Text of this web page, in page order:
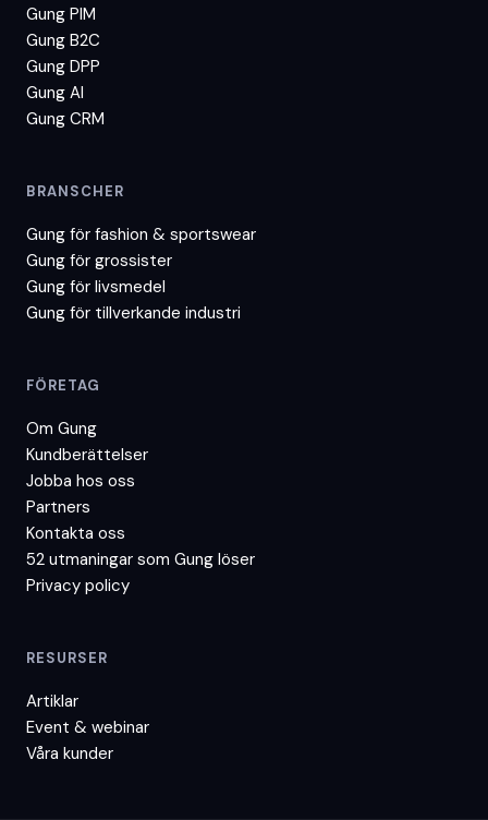
Gung PIM
Gung B2C
Gung DPP
Gung AI
Gung CRM
BRANSCHER
Gung för fashion & sportswear
Gung för grossister
Gung för livsmedel
Gung för tillverkande industri
FÖRETAG
Om Gung
Kundberättelser
Jobba hos oss
Partners
Kontakta oss
52 utmaningar som Gung löser
Privacy policy
RESURSER
Artiklar
Event & webinar
Våra kunder